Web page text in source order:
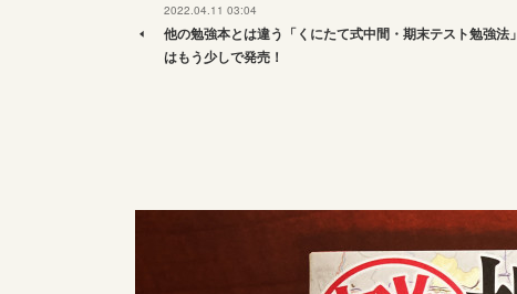
2022.04.11 03:04
他の勉強本とは違う「くにたて式中間・期末テスト勉強法」
はもう少しで発売！